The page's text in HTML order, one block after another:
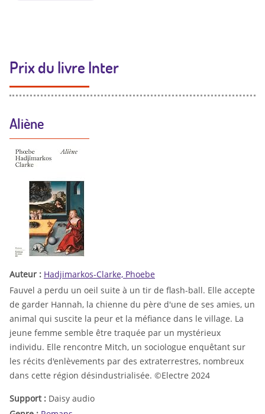
Prix du livre Inter
Aliène
Auteur : Hadjimarkos-Clarke, Phoebe
Fauvel a perdu un oeil suite à un tir de flash-ball. Elle accepte
de garder Hannah, la chienne du père d'une de ses amies, un
animal qui suscite la peur et la méfiance dans le village. La
jeune femme semble être traquée par un mystérieux
individu. Elle rencontre Mitch, un sociologue enquêtant sur
les récits d'enlèvements par des extraterrestres, nombreux
dans cette région désindustrialisée. ©Electre 2024
Support : Daisy audio